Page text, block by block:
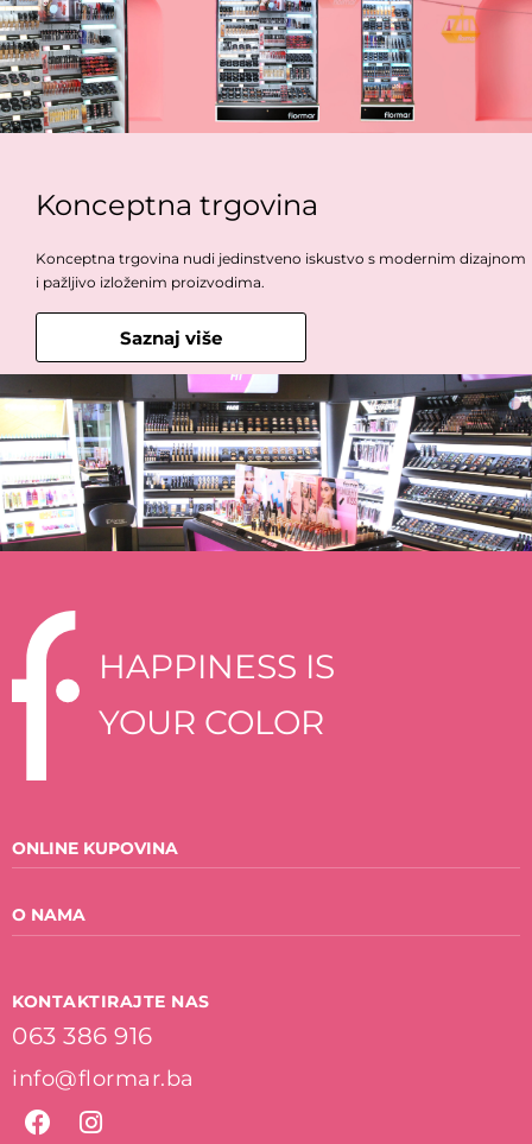
Konceptna trgovina
Konceptna trgovina nudi jedinstveno iskustvo s modernim dizajnom
i pažljivo izloženim proizvodima.
Saznaj više
HAPPINESS IS
YOUR COLOR
ONLINE KUPOVINA
Oči
Prajmer
Sjenila
Kameni puder
Usne
Lice
O NAMA
Vrijednosti
Društvena i Prirodna odgovornost
Istorija
Misija i Vizija
KONTAKTIRAJTE NAS
063 386 916
info@flormar.ba